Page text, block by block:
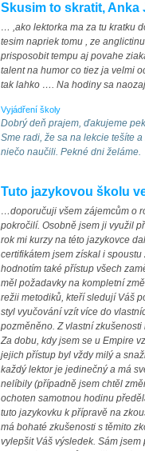
Skusim to skratit,
… ,ako lektorka ma za tu kratku
tesim napriek tomu , ze
prisposobit tempu aj povahe
talent na humor co tiez ja velmi
tak lahko …. Na hodiny sa
Vyjádření školy
Dobrý deň prajem, ďakujeme
Sme radi, že sa na lekcie tešíte
niečo naučili. Pekné dni želáme.
Tuto jazykovou školu
…doporučuji všem zájemcům o
pokročilí. Osobně jsem ji využil
rok mi kurzy na této jazykovce
certifikátem jsem získal i
hodnotím také přístup všech
měl požadavky na kompletní
režii metodiků, kteří sledují Váš
styl vyučování vzít více do
pozměněno. Z vlastní
Za dobu, kdy jsem se u Empire
jejich přístup byl vždy milý a
každý lektor je jedinečný a má
nelíbily (případně jsem chtěl
ochoten samotnou hodinu
tuto jazykovku k přípravě na
má bohaté zkušenosti s těmito
vylepšit Váš výsledek. Sám